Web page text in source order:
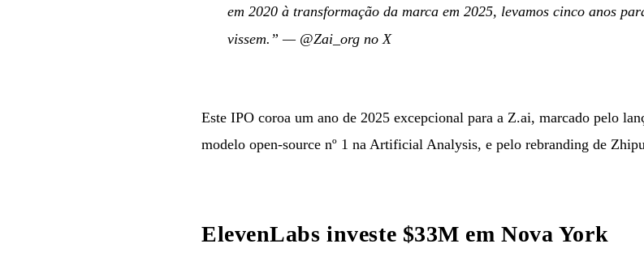
em 2020 à transformação da marca em 2025, levamos cinco anos
vissem.” — @Zai_org no X
Este IPO coroa um ano de 2025 excepcional para a Z.ai, marcado pelo
modelo open-source nº 1 na Artificial Analysis, e pelo rebranding de
ElevenLabs investe $33M em Nova York